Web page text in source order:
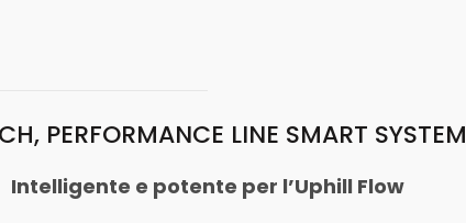
PERFORMANCE LINE SMART SYSTEM
Intelligente e potente per l’Uphill Flow